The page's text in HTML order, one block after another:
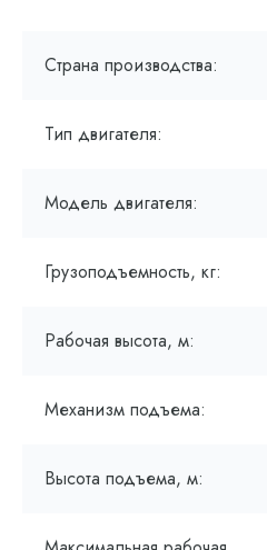
Страна производства:
Тип двигателя:
Модель двигателя:
Грузоподъемность, кг:
Рабочая высота, м:
Механизм подъема:
Высота подъема, м: